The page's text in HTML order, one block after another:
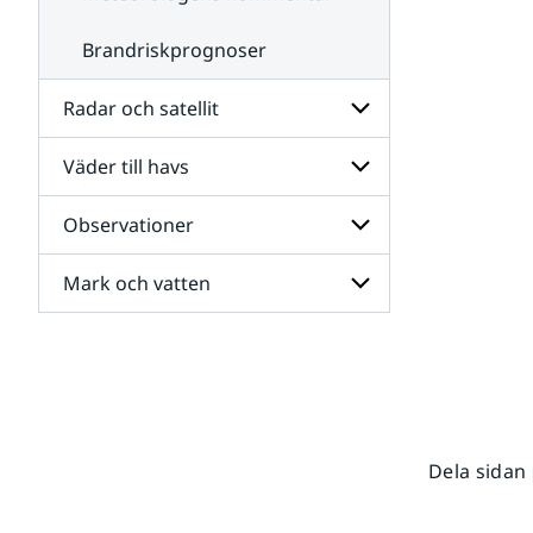
Brandriskprognoser
Radar och satellit
Undersidor
för
Radar
och
satellit
Väder till havs
Undersidor
för
Väder
till
havs
Observationer
Undersidor
för
Mark och vatten
Dela sidan